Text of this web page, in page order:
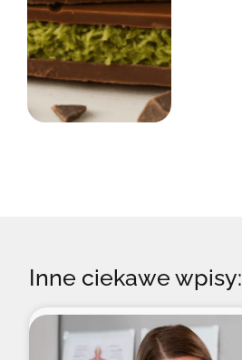
Inne ciekawe wpisy: